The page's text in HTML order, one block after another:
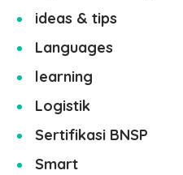
ideas & tips
Languages
learning
Logistik
Sertifikasi BNSP
Smart